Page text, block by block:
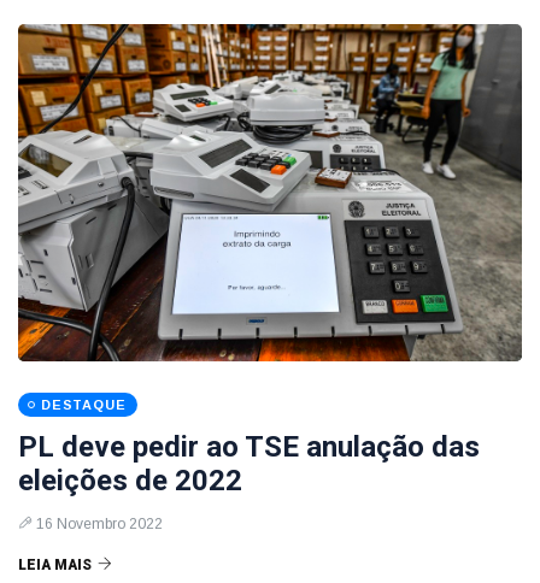
DESTAQUE
PL deve pedir ao TSE anulação das
eleições de 2022
16 Novembro 2022
LEIA MAIS